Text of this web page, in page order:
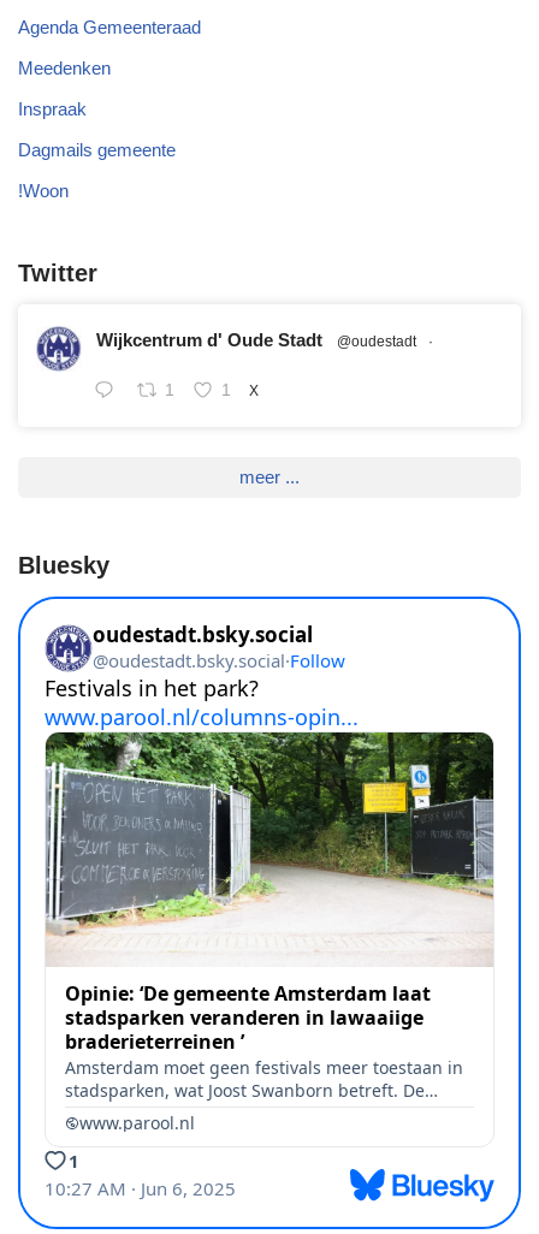
Agenda Gemeenteraad
Meedenken
Inspraak
Dagmails gemeente
!Woon
Twitter
Wijkcentrum d' Oude Stadt @oudestadt ·
1 1 X
meer ...
Bluesky